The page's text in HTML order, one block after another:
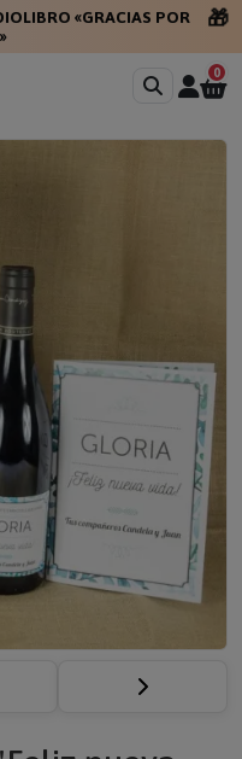
«GRACIAS POR
🎁
0